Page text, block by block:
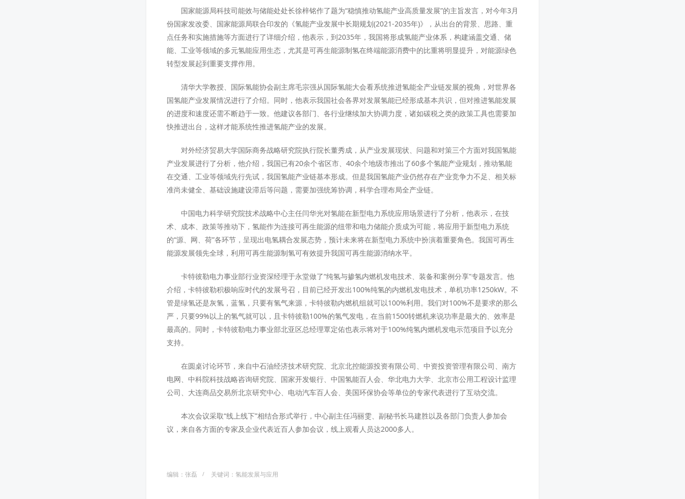
国家能源局科技司能效与储能处处长徐梓铭作了题为“稳慎推动氢能产业高质量发展”的主旨发言，对今年3月
份国家发改委、国家能源局联合印发的《氢能产业发展中长期规划(2021-2035年)》，从出台的背景、思路、重
点任务和实施措施等方面进行了详细介绍，他表示，到2035年，我国将形成氢能产业体系，构建涵盖交通、储
能、工业等领域的多元氢能应用生态，尤其是可再生能源制氢在终端能源消费中的比重将明显提升，对能源绿色
转型发展起到重要支撑作用。
清华大学教授、国际氢能协会副主席毛宗强从国际氢能大会看系统推进氢能全产业链发展的视角，对世界各
国氢能产业发展情况进行了介绍。同时，他表示我国社会各界对发展氢能已经形成基本共识，但对推进氢能发展
的进度和速度还需不断趋于一致。他建议各部门、各行业继续加大协调力度，诸如碳税之类的政策工具也需要加
快推进出台，这样才能系统性推进氢能产业的发展。
对外经济贸易大学国际商务战略研究院执行院长董秀成，从产业发展现状、问题和对策三个方面对我国氢能
产业发展进行了分析，他介绍，我国已有20余个省区市、40余个地级市推出了60多个氢能产业规划，推动氢能
在交通、工业等领域先行先试，我国氢能产业链基本形成。但是我国氢能产业仍然存在产业竞争力不足、相关标
准尚未健全、基础设施建设滞后等问题，需要加强统筹协调，科学合理布局全产业链。
中国电力科学研究院技术战略中心主任闫华光对氢能在新型电力系统应用场景进行了分析，他表示，在技
术、成本、政策等推动下，氢能作为连接可再生能源的纽带和电力储能介质成为可能，将应用于新型电力系统
的“源、网、荷”各环节，呈现出电氢耦合发展态势，预计未来将在新型电力系统中扮演着重要角色。我国可再生
能源发展领先全球，利用可再生能源制氢可有效提升我国可再生能源消纳水平。
卡特彼勒电力事业部行业资深经理于永堂做了“纯氢与掺氢内燃机发电技术、装备和案例分享”专题发言。他
介绍，卡特彼勒积极响应时代的发展号召，目前已经开发出100%纯氢的内燃机发电技术，单机功率1250kW。不
管是绿氢还是灰氢，蓝氢，只要有氢气来源，卡特彼勒内燃机组就可以100%利用。我们对100%不是要求的那么
严，只要99%以上的氢气就可以，且卡特彼勒100%的氢气发电，在当前1500转燃机来说功率是最大的、效率是
最高的。同时，卡特彼勒电力事业部北亚区总经理覃定佑也表示将对于100%纯氢内燃机发电示范项目予以充分
支持。
在圆桌讨论环节，来自中石油经济技术研究院、北京北控能源投资有限公司、中资投资管理有限公司、南方
电网、中科院科技战略咨询研究院、国家开发银行、中国氢能百人会、华北电力大学、北京市公用工程设计监理
公司、大连商品交易所北京研究中心、电动汽车百人会、美国环保协会等单位的专家代表进行了互动交流。
本次会议采取“线上线下”相结合形式举行，中心副主任冯丽雯、副秘书长马建胜以及各部门负责人参加会
议，来自各方面的专家及企业代表近百人参加会议，线上观看人员达2000多人。
编辑：张磊 关键词：氢能发展与应用